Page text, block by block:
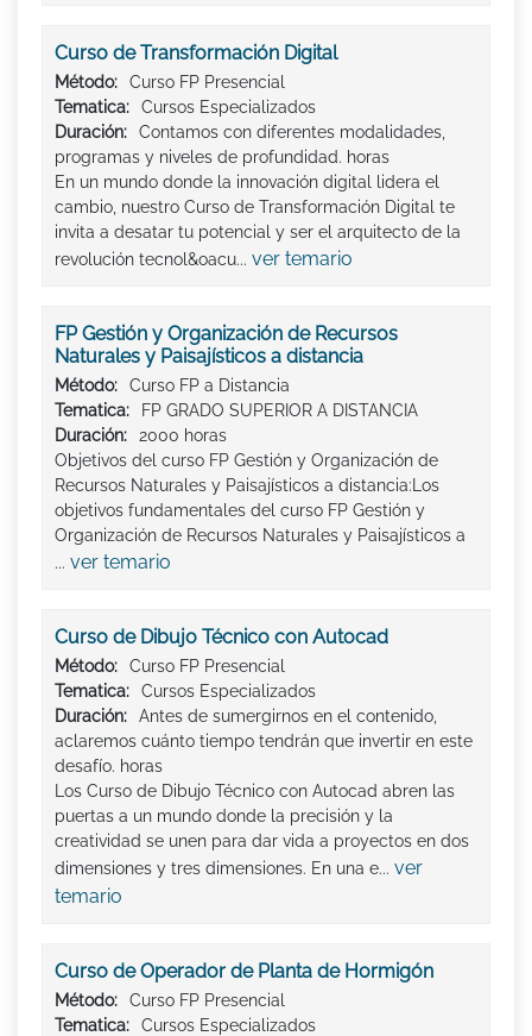
Curso de Transformación Digital
Método:
Curso FP Presencial
Tematica:
Cursos Especializados
Duración:
Contamos con diferentes modalidades,
programas y niveles de profundidad. horas
En un mundo donde la innovación digital lidera el
cambio, nuestro Curso de Transformación Digital te
invita a desatar tu potencial y ser el arquitecto de la
revolución tecnol&oacu... ver temario
FP Gestión y Organización de Recursos
Naturales y Paisajísticos a distancia
Método:
Curso FP a Distancia
Tematica:
FP GRADO SUPERIOR A DISTANCIA
Duración:
2000 horas
Objetivos del curso FP Gestión y Organización de
Recursos Naturales y Paisajísticos a distancia:Los
objetivos fundamentales del curso FP Gestión y
Organización de Recursos Naturales y Paisajísticos a
... ver temario
Curso de Dibujo Técnico con Autocad
Método:
Curso FP Presencial
Tematica:
Cursos Especializados
Duración:
Antes de sumergirnos en el contenido,
aclaremos cuánto tiempo tendrán que invertir en este
desafío. horas
Los Curso de Dibujo Técnico con Autocad abren las
puertas a un mundo donde la precisión y la
creatividad se unen para dar vida a proyectos en dos
dimensiones y tres dimensiones. En una e... ver
temario
Curso de Operador de Planta de Hormigón
Método:
Curso FP Presencial
Tematica:
Cursos Especializados